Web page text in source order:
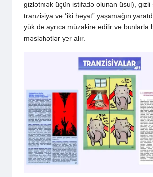
gizlətmək üçün istifadə olunan üsul), gizli
tranzisiya və “iki həyat” yaşamağın
yük də ayrıca müzakirə edilir və bunlarla
məsləhətlər yer alır.